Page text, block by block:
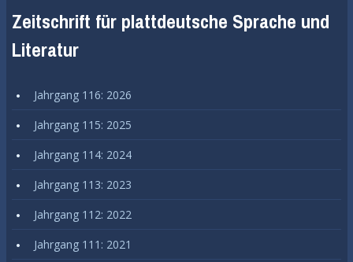
Zeitschrift für plattdeutsche Sprache und
Literatur
Jahrgang 116: 2026
Jahrgang 115: 2025
Jahrgang 114: 2024
Jahrgang 113: 2023
Jahrgang 112: 2022
Jahrgang 111: 2021